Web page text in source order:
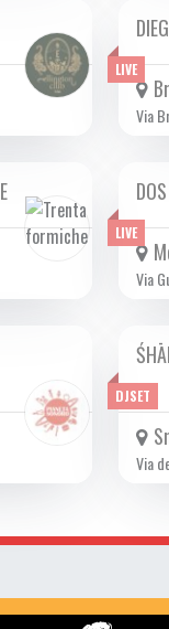
LIVE
Via
LIVE
Via
DJSET
Via